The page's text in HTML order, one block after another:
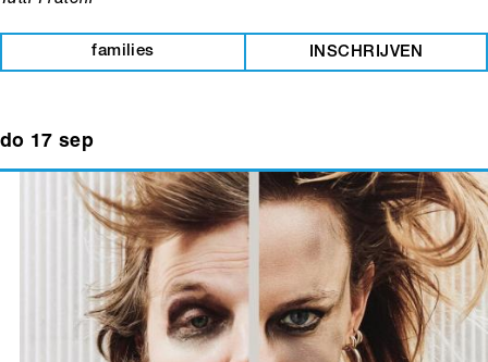
families INSCHRIJVEN
do 17 sep